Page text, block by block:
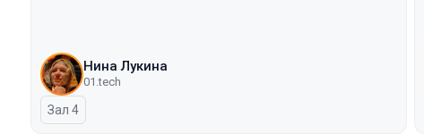
Нина Лукина
01.tech
Зал 4